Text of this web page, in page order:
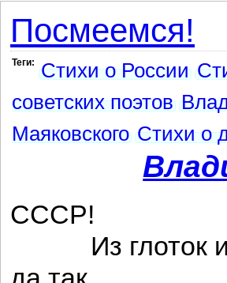
Посмеемся!
Теги: Стихи о России
советских поэтов
Маяковского Стихи о
СССР!
Из глоток